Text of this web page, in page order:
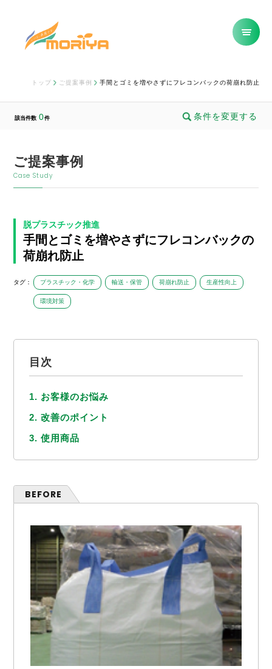
トップ ご提案事例 手間とゴミを増やさずにフレコンバックの荷崩れ防止
該当件数 0件 条件を変更する
ご提案事例
Case Study
脱プラスチック推進
手間とゴミを増やさずにフレコンバックの
荷崩れ防止
タグ： プラスチック・化学 輸送・保管 荷崩れ防止 生産性向上
環境対策
目次
1. お客様のお悩み
2. 改善のポイント
3. 使用商品
BEFORE